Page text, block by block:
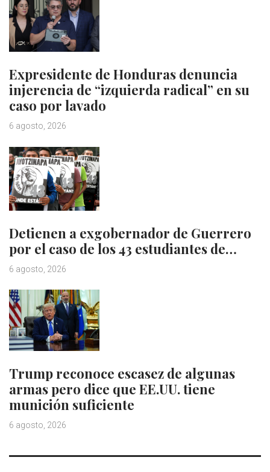
Expresidente de Honduras denuncia
injerencia de “izquierda radical” en su
caso por lavado
6 agosto, 2026
Detienen a exgobernador de Guerrero
por el caso de los 43 estudiantes de…
6 agosto, 2026
Trump reconoce escasez de algunas
armas pero dice que EE.UU. tiene
munición suficiente
6 agosto, 2026